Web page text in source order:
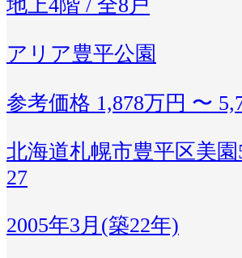
地上4階 / 全8戸
アリア豊平公園
参考価格 1,878万円 〜
北海道札幌市豊平区美園
27
2005年3月(築22年)